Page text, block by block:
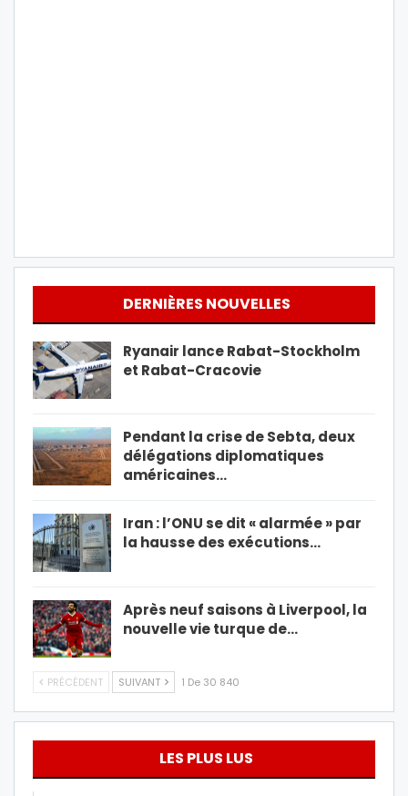
DERNIÈRES NOUVELLES
Ryanair lance Rabat-Stockholm
et Rabat-Cracovie
Pendant la crise de Sebta, deux
délégations diplomatiques
américaines…
Iran : l’ONU se dit « alarmée » par
la hausse des exécutions…
Après neuf saisons à Liverpool, la
nouvelle vie turque de…
PRÉCÉDENT SUIVANT 1 De 30 840
LES PLUS LUS